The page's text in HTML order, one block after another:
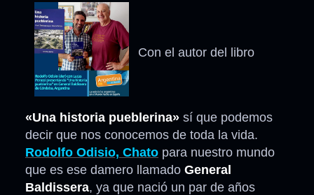
Con el autor del libro
«Una historia pueblerina» sí que podemos
decir que nos conocemos de toda la vida.
Rodolfo Odisio, Chato para nuestro mundo
que es ese damero llamado General
Baldissera, ya que nació un par de años